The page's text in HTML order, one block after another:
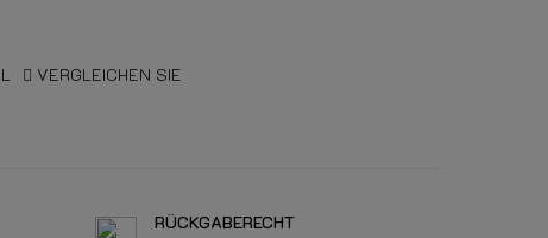
VERGLEICHEN SIE
RÜCKGABERECHT